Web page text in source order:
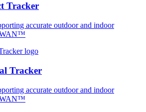
Tracker
accurate outdoor and indoor
Tracker
accurate outdoor and indoor